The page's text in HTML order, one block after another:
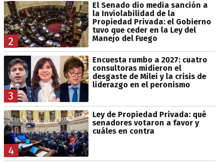
2
El Senado dio media sanción a
la Inviolabilidad de la
Propiedad Privada: el Gobierno
tuvo que ceder en la Ley del
Manejo del Fuego
3
Encuesta rumbo a 2027: cuatro
consultoras midieron el
desgaste de Milei y la crisis de
liderazgo en el peronismo
4
Ley de Propiedad Privada: qué
senadores votaron a favor y
cuáles en contra